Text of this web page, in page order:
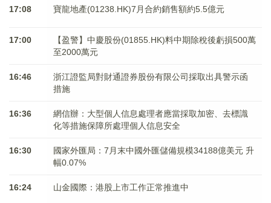
17:08 寶龍地產(01238.HK)7月合約銷售額約5.5億元
17:00
【盈警】中慶股份(01855.HK)料中期除稅後虧損500萬
至2000萬元
16:46
浙江證監局對財通證券股份有限公司採取出具警示函
措施
16:36
網信辦：大型個人信息處理者應當採取加密、去標識
化等措施保障所處理個人信息安全
16:30
國家外匯局：7月末中國外匯儲備規模34188億美元 升
幅0.07%
16:24 山金國際：港股上市工作正常推進中